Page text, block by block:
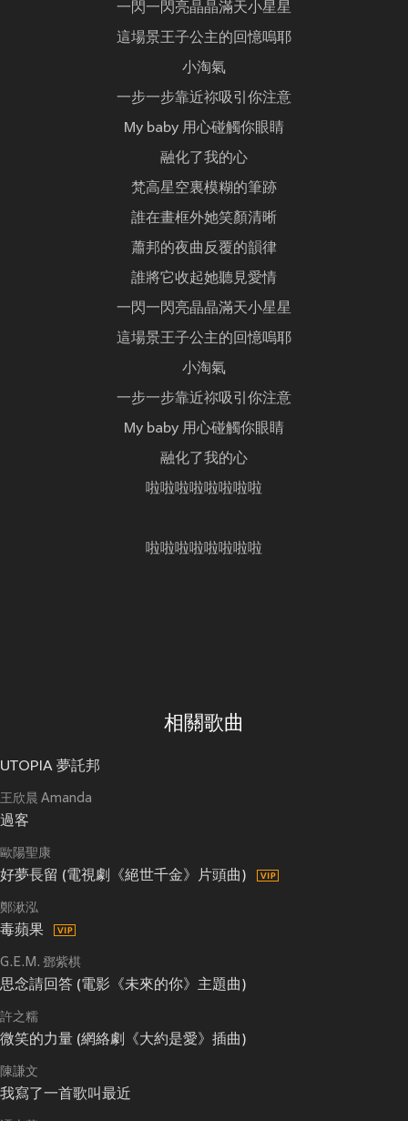
一閃一閃亮晶晶滿天小星星
這場景王子公主的回憶嗚耶
小淘氣
一步一步靠近祢吸引你注意
My baby 用心碰觸你眼睛
融化了我的心
梵高星空裏模糊的筆跡
誰在畫框外她笑顏清晰
蕭邦的夜曲反覆的韻律
誰將它收起她聽見愛情
一閃一閃亮晶晶滿天小星星
這場景王子公主的回憶嗚耶
小淘氣
一步一步靠近祢吸引你注意
My baby 用心碰觸你眼睛
融化了我的心
啦啦啦啦啦啦啦啦
啦啦啦啦啦啦啦啦
相關歌曲
UTOPIA 夢託邦
王欣晨 Amanda
過客
歐陽聖康
好夢長留 (電視劇《絕世千金》片頭曲)
鄭湫泓
毒蘋果
G.E.M. 鄧紫棋
思念請回答 (電影《未來的你》主題曲)
許之糯
微笑的力量 (網絡劇《大約是愛》插曲)
陳謙文
我寫了一首歌叫最近